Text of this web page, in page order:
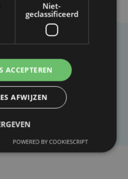
opgemerkt in dit
artikel?
Niet-
geclassificeerd
ACCEPTEREN
AFWIJZEN
POWERED BY COOKIESCRIPT